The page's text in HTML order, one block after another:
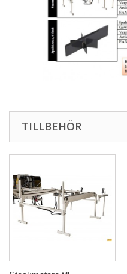
TILLBEHÖR